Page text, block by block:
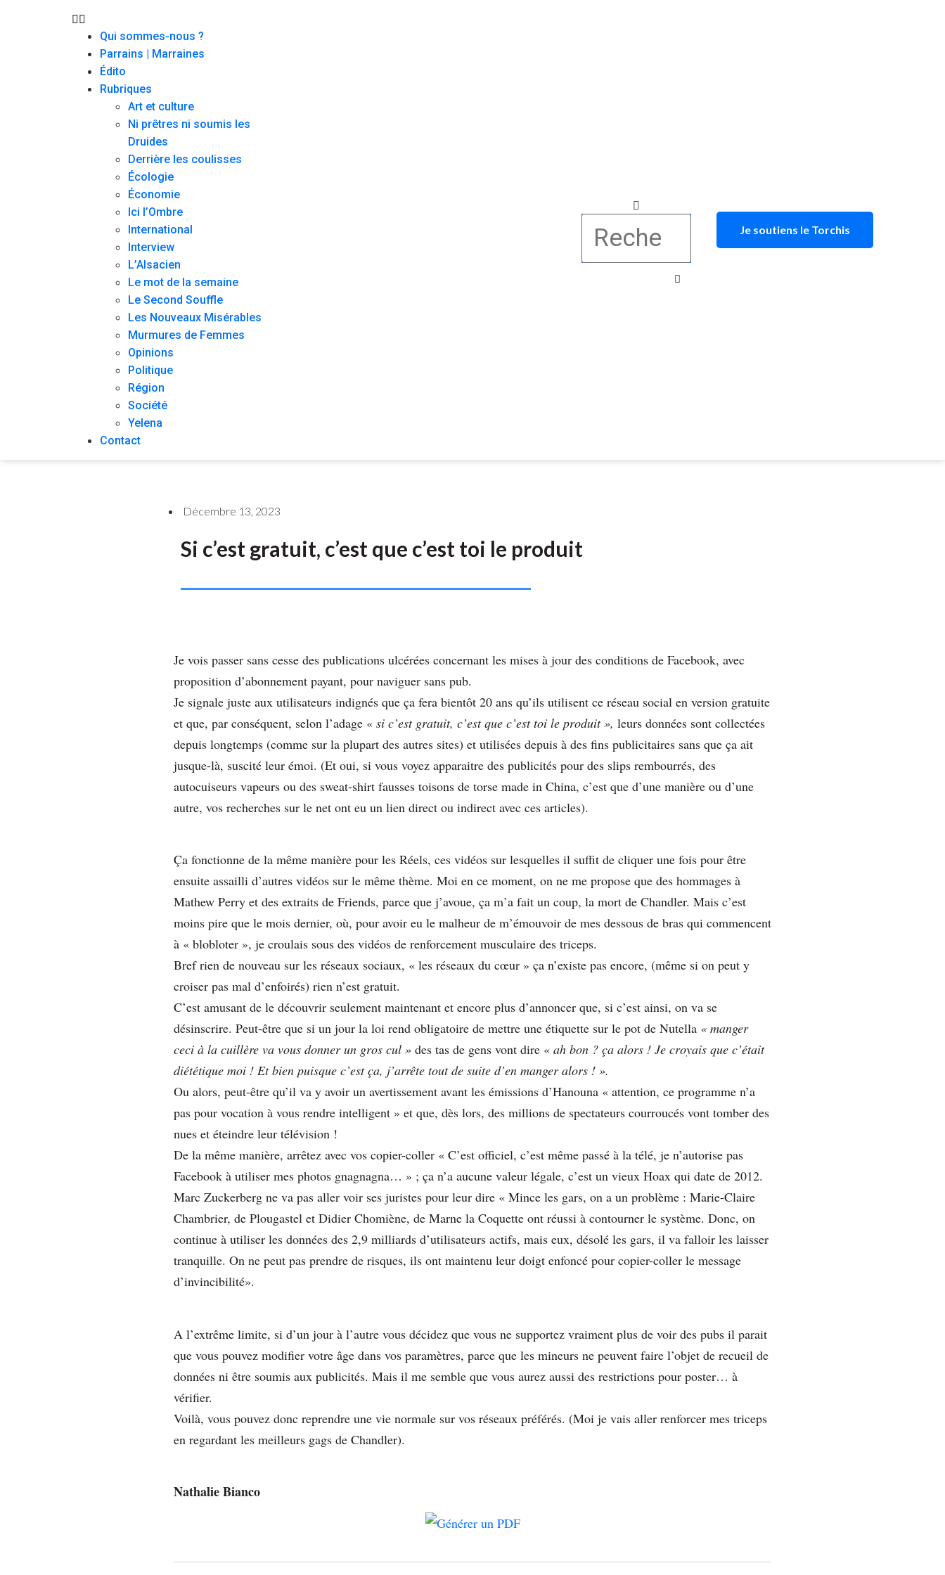
Qui sommes-nous ?
Parrains | Marraines
Édito
Rubriques
Art et culture
Ni prêtres ni soumis les
Druides
Derrière les coulisses
Écologie
Économie
Ici l’Ombre
International
Interview
L’Alsacien
Le mot de la semaine
Le Second Souffle
Les Nouveaux Misérables
Murmures de Femmes
Opinions
Politique
Région
Société
Yelena
Contact
Je soutiens le Torchis
Décembre 13, 2023
Si c’est gratuit, c’est que c’est toi le produit
Je vois passer sans cesse des publications ulcérées concernant les mises à jour des conditions de Facebook, avec
proposition d’abonnement payant, pour naviguer sans pub.
Je signale juste aux utilisateurs indignés que ça fera bientôt 20 ans qu’ils utilisent ce réseau social en version gratuite
et que, par conséquent, selon l’adage « si c’est gratuit, c’est que c’est toi le produit », leurs données sont collectées
depuis longtemps (comme sur la plupart des autres sites) et utilisées depuis à des fins publicitaires sans que ça ait
jusque-là, suscité leur émoi. (Et oui, si vous voyez apparaitre des publicités pour des slips rembourrés, des
autocuiseurs vapeurs ou des sweat-shirt fausses toisons de torse made in China, c’est que d’une manière ou d’une
autre, vos recherches sur le net ont eu un lien direct ou indirect avec ces articles).
Ça fonctionne de la même manière pour les Réels, ces vidéos sur lesquelles il suffit de cliquer une fois pour être
ensuite assailli d’autres vidéos sur le même thème. Moi en ce moment, on ne me propose que des hommages à
Mathew Perry et des extraits de Friends, parce que j’avoue, ça m’a fait un coup, la mort de Chandler. Mais c’est
moins pire que le mois dernier, où, pour avoir eu le malheur de m’émouvoir de mes dessous de bras qui commencent
à « blobloter », je croulais sous des vidéos de renforcement musculaire des triceps.
Bref rien de nouveau sur les réseaux sociaux, « les réseaux du cœur » ça n’existe pas encore, (même si on peut y
croiser pas mal d’enfoirés) rien n’est gratuit.
C’est amusant de le découvrir seulement maintenant et encore plus d’annoncer que, si c’est ainsi, on va se
désinscrire. Peut-être que si un jour la loi rend obligatoire de mettre une étiquette sur le pot de Nutella « manger
ceci à la cuillère va vous donner un gros cul » des tas de gens vont dire « ah bon ? ça alors ! Je croyais que c’était
diététique moi ! Et bien puisque c’est ça, j’arrête tout de suite d’en manger alors ! ».
Ou alors, peut-être qu’il va y avoir un avertissement avant les émissions d’Hanouna « attention, ce programme n’a
pas pour vocation à vous rendre intelligent » et que, dès lors, des millions de spectateurs courroucés vont tomber des
nues et éteindre leur télévision !
De la même manière, arrêtez avec vos copier-coller « C’est officiel, c’est même passé à la télé, je n’autorise pas
Facebook à utiliser mes photos gnagnagna… » ; ça n’a aucune valeur légale, c’est un vieux Hoax qui date de 2012.
Marc Zuckerberg ne va pas aller voir ses juristes pour leur dire « Mince les gars, on a un problème : Marie-Claire
Chambrier, de Plougastel et Didier Chomiène, de Marne la Coquette ont réussi à contourner le système. Donc, on
continue à utiliser les données des 2,9 milliards d’utilisateurs actifs, mais eux, désolé les gars, il va falloir les laisser
tranquille. On ne peut pas prendre de risques, ils ont maintenu leur doigt enfoncé pour copier-coller le message
d’invincibilité».
A l’extrême limite, si d’un jour à l’autre vous décidez que vous ne supportez vraiment plus de voir des pubs il parait
que vous pouvez modifier votre âge dans vos paramètres, parce que les mineurs ne peuvent faire l’objet de recueil de
données ni être soumis aux publicités. Mais il me semble que vous aurez aussi des restrictions pour poster… à
vérifier.
Voilà, vous pouvez donc reprendre une vie normale sur vos réseaux préférés. (Moi je vais aller renforcer mes triceps
en regardant les meilleurs gags de Chandler).
Nathalie Bianco